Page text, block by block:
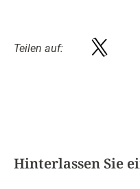
Teilen auf:
Hinterlassen Sie